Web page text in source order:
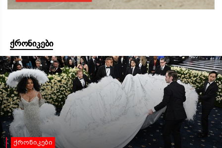
ქრონიკები
ქრონიკები